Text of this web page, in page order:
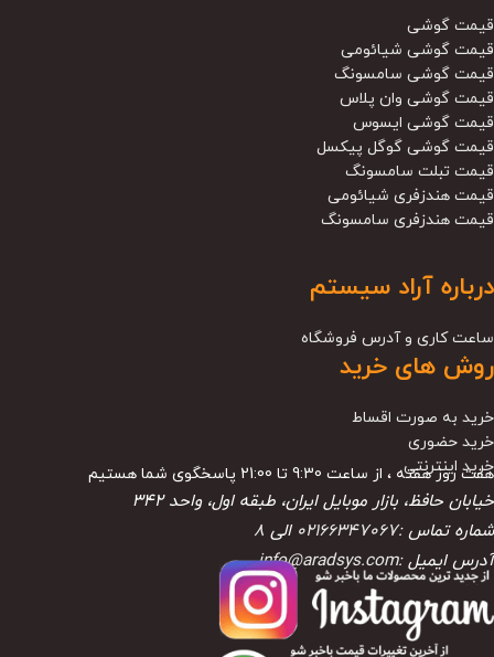
قیمت گوشی
قیمت گوشی شیائومی
قیمت گوشی سامسونگ
قیمت گوشی وان پلاس
قیمت گوشی ایسوس
قیمت گوشی گوگل پیکسل
قیمت تبلت سامسونگ
قیمت هندزفری شیائومی
قیمت هندزفری سامسونگ
درباره آراد سیستم
ساعت کاری و آدرس فروشگاه
روش های خرید
خرید به صورت اقساط
خرید حضوری
خرید اینترنتی
هفت روز هفته ، از ساعت 9:30 تا 21:00 پاسخگوی شما هستیم
خیابان حافظ، بازار موبایل ایران، طبقه اول، واحد ۳۴۲
شماره تماس :02166347067 الی 8
آدرس ایمیل :info@aradsys.com